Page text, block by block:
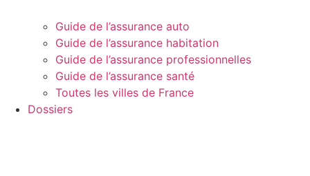
Guide de l’assurance auto
Guide de l’assurance habitation
Guide de l’assurance professionnelles
Guide de l’assurance santé
Toutes les villes de France
Dossiers